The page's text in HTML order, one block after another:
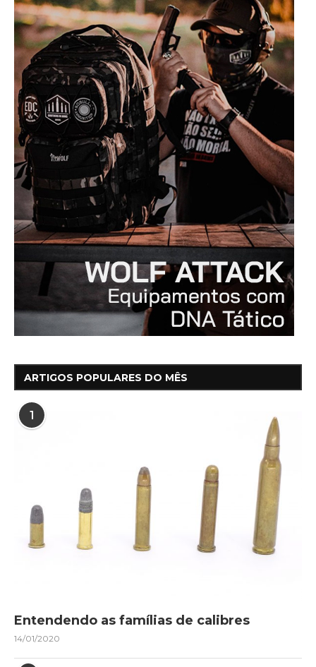
ARTIGOS POPULARES DO MÊS
1
Entendendo as famílias de calibres
14/01/2020